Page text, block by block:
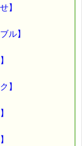
】
ル】
】